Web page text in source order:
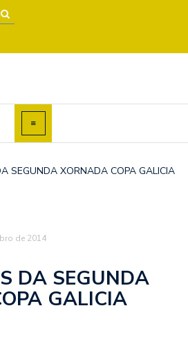
SEGUNDA XORNADA COPA GALICIA
de 2014
DA SEGUNDA
GALICIA